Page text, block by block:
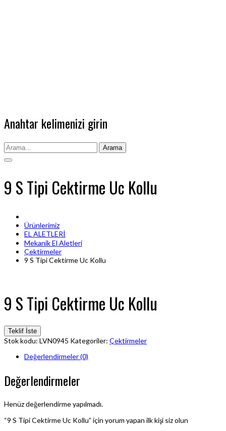
Anahtar kelimenizi girin
Arama
9 S Tipi Cektirme Uc Kollu
Ürünlerimiz
EL ALETLERİ
Mekanik El Aletleri
Çektirmeler
9 S Tipi Cektirme Uc Kollu
9 S Tipi Cektirme Uc Kollu
Teklif İste
Stok kodu: LVN0945 Kategoriler: Çektirmeler
Değerlendirmeler (0)
Değerlendirmeler
Henüz değerlendirme yapılmadı.
“9 S Tipi Cektirme Uc Kollu” için yorum yapan ilk kişi siz olun